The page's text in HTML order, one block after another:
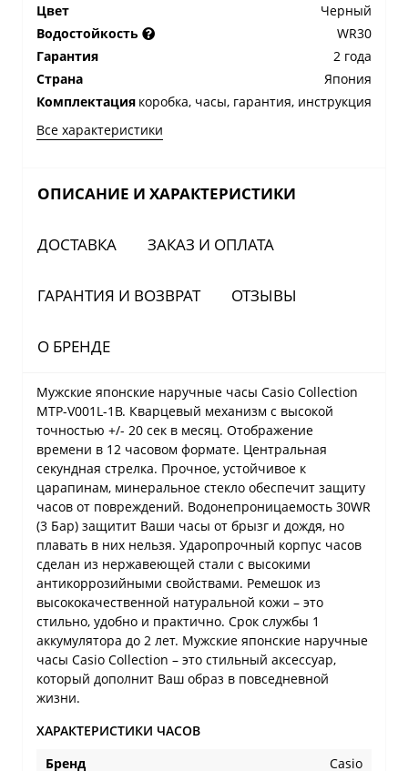
Цвет
Черный
Водостойкость
WR30
Гарантия
2 года
Страна
Япония
Комплектация коробка, часы, гарантия, инструкция
Все характеристики
ОПИСАНИЕ И ХАРАКТЕРИСТИКИ
ДОСТАВКА ЗАКАЗ И ОПЛАТА
ГАРАНТИЯ И ВОЗВРАТ ОТЗЫВЫ
О БРЕНДЕ
Мужские японские наручные часы Casio Collection
MTP-V001L-1B. Кварцевый механизм с высокой
точностью +/- 20 сек в месяц. Отображение
времени в 12 часовом формате. Центральная
секундная стрелка. Прочное, устойчивое к
царапинам, минеральное стекло обеспечит защиту
часов от повреждений. Водонепроницаемость 30WR
(3 Бар) защитит Ваши часы от брызг и дождя, но
плавать в них нельзя. Ударопрочный корпус часов
сделан из нержавеющей стали с высокими
антикоррозийными свойствами. Ремешок из
высококачественной натуральной кожи – это
стильно, удобно и практично. Срок службы 1
аккумулятора до 2 лет. Мужские японские наручные
часы Casio Collection – это стильный аксессуар,
который дополнит Ваш образ в повседневной
жизни.
ХАРАКТЕРИСТИКИ ЧАСОВ
Бренд
Casio